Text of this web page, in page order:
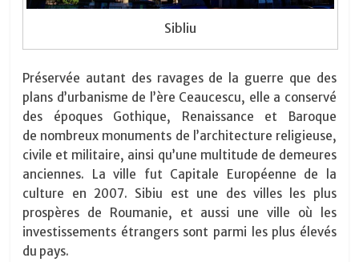
Sibliu
Préservée autant des ravages de la guerre que des
plans d’urbanisme de l’ère Ceaucescu, elle a conservé
des époques Gothique, Renaissance et Baroque
de nombreux monuments de l’architecture religieuse,
civile et militaire, ainsi qu’une multitude de demeures
anciennes. La ville fut Capitale Européenne de la
culture en 2007. Sibiu est une des villes les plus
prospères de Roumanie, et aussi une ville où les
investissements étrangers sont parmi les plus élevés
du pays.